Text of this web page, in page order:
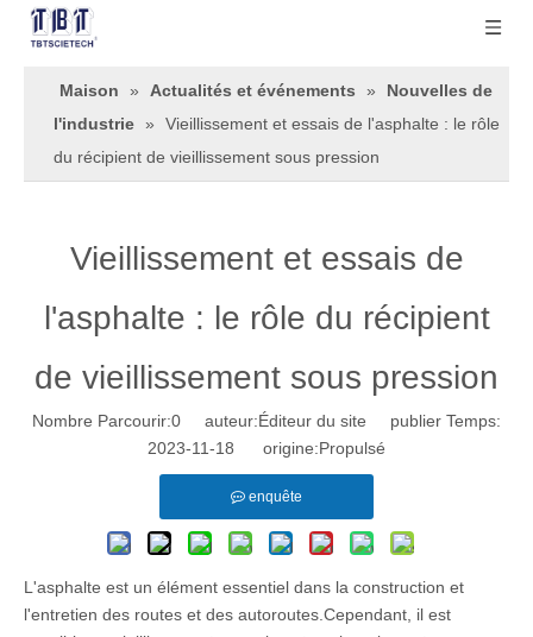
Maison » Actualités et événements »
Nouvelles de
l'industrie »
Vieillissement et essais de l'asphalte : le rôle
du récipient de vieillissement sous pression
Vieillissement et essais de
l'asphalte : le rôle du récipient
de vieillissement sous pression
Nombre Parcourir:0 auteur:Éditeur du site publier Temps:
2023-11-18 origine:Propulsé
enquête
L'asphalte est un élément essentiel dans la construction et
l'entretien des routes et des autoroutes.Cependant, il est